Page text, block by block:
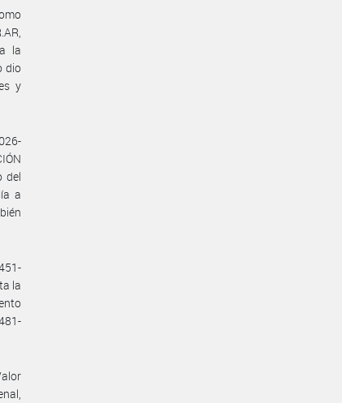
la
dio
y
del
a
la